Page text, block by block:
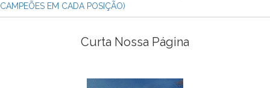
CAMPEÕES EM CADA POSIÇÃO)
Curta Nossa Página